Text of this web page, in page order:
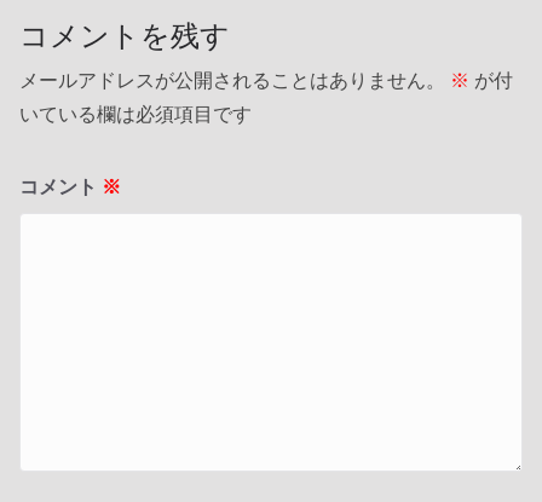
コメントを残す
メールアドレスが公開されることはありません。 ※ が付
いている欄は必須項目です
コメント ※